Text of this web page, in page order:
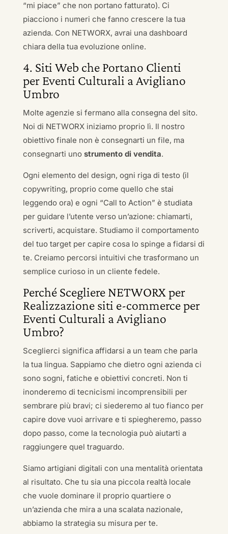
“mi piace” che non portano fatturato). Ci
piacciono i numeri che fanno crescere la tua
azienda. Con NETWORX, avrai una dashboard
chiara della tua evoluzione online.
4. Siti Web che Portano Clienti
per Eventi Culturali a Avigliano
Umbro
Molte agenzie si fermano alla consegna del sito.
Noi di NETWORX iniziamo proprio lì. Il nostro
obiettivo finale non è consegnarti un file, ma
consegnarti uno strumento di vendita.
Ogni elemento del design, ogni riga di testo (il
copywriting, proprio come quello che stai
leggendo ora) e ogni “Call to Action” è studiata
per guidare l’utente verso un’azione: chiamarti,
scriverti, acquistare. Studiamo il comportamento
del tuo target per capire cosa lo spinge a fidarsi di
te. Creiamo percorsi intuitivi che trasformano un
semplice curioso in un cliente fedele.
Perché Scegliere NETWORX per
Realizzazione siti e-commerce per
Eventi Culturali a Avigliano
Umbro?
Sceglierci significa affidarsi a un team che parla
la tua lingua. Sappiamo che dietro ogni azienda ci
sono sogni, fatiche e obiettivi concreti. Non ti
inonderemo di tecnicismi incomprensibili per
sembrare più bravi; ci siederemo al tuo fianco per
capire dove vuoi arrivare e ti spiegheremo, passo
dopo passo, come la tecnologia può aiutarti a
raggiungere quel traguardo.
Siamo artigiani digitali con una mentalità orientata
al risultato. Che tu sia una piccola realtà locale
che vuole dominare il proprio quartiere o
un’azienda che mira a una scalata nazionale,
abbiamo la strategia su misura per te.